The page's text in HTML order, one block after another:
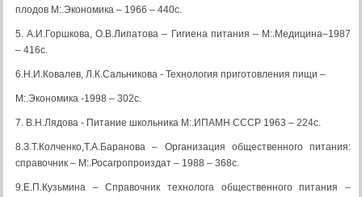
плодов М:.Экономика – 1966 – 440с.
5. А.И.Горшкова, О.В.Липатова – Гигиена питания – М:.Медицина–1987
– 416с.
6.Н.И.Ковалев, Л.К.Сальникова - Технология приготовления пищи –
М:.Экономика -1998 – 302с.
7. В.Н.Лядова - Питание школьника М:.ИПАМН СССР 1963 – 224с.
8.З.Т.Колченко,Т.А.Баранова – Организация общественного питания:
справочник – М:.Росагропроиздат – 1988 – 368с.
9.Е.П.Кузьмина – Справочник технолога общественного питания –